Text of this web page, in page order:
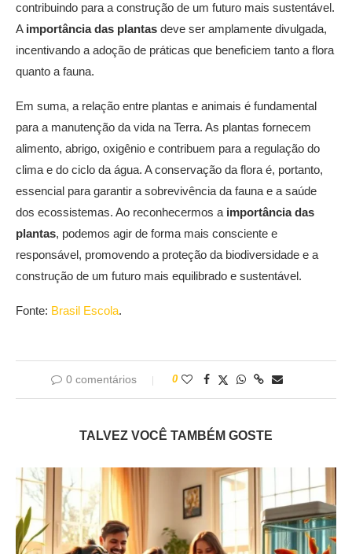
contribuindo para a construção de um futuro mais sustentável.
A importância das plantas deve ser amplamente divulgada,
incentivando a adoção de práticas que beneficiem tanto a flora
quanto a fauna.
Em suma, a relação entre plantas e animais é fundamental
para a manutenção da vida na Terra. As plantas fornecem
alimento, abrigo, oxigênio e contribuem para a regulação do
clima e do ciclo da água. A conservação da flora é, portanto,
essencial para garantir a sobrevivência da fauna e a saúde
dos ecossistemas. Ao reconhecermos a importância das
plantas, podemos agir de forma mais consciente e
responsável, promovendo a proteção da biodiversidade e a
construção de um futuro mais equilibrado e sustentável.
Fonte: Brasil Escola.
0 comentários 0
TALVEZ VOCÊ TAMBÉM GOSTE